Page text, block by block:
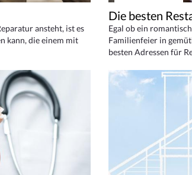
ansteht, ist es
kann, die einem mit
Die besten
Egal ob ein
Familienfeier in
besten Adressen für